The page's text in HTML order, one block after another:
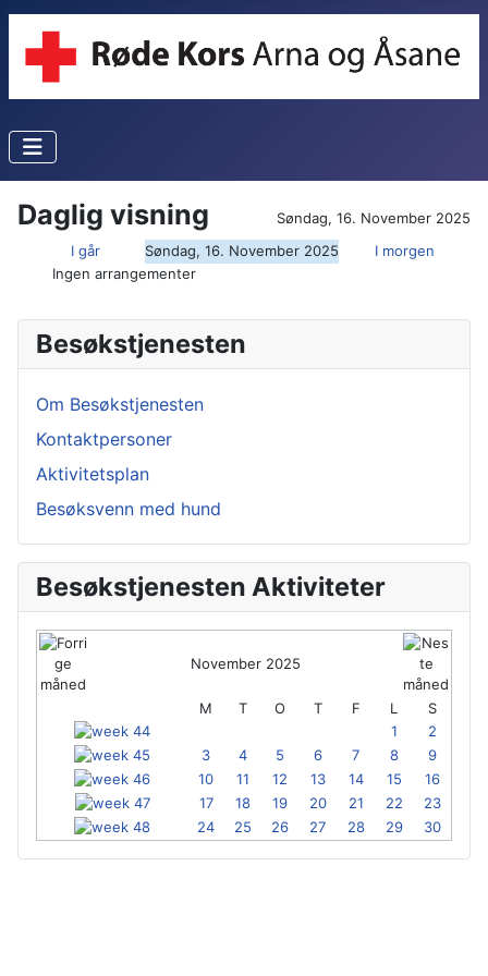
Daglig visning
Søndag, 16. November 2025
I går
Søndag, 16. November 2025
I morgen
Ingen arrangementer
Besøkstjenesten
Om Besøkstjenesten
Kontaktpersoner
Aktivitetsplan
Besøksvenn med hund
Besøkstjenesten Aktiviteter
November 2025
M T O T F L
S
1
2
3
4 5 6 7 8
9
10
11 12 13 14 15
16
17
18 19 20 21 22
23
24
25 26 27 28 29 30